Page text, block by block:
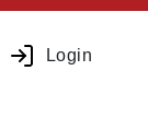
Login